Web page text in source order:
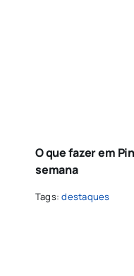
O que fazer em
semana
Tags:destaques